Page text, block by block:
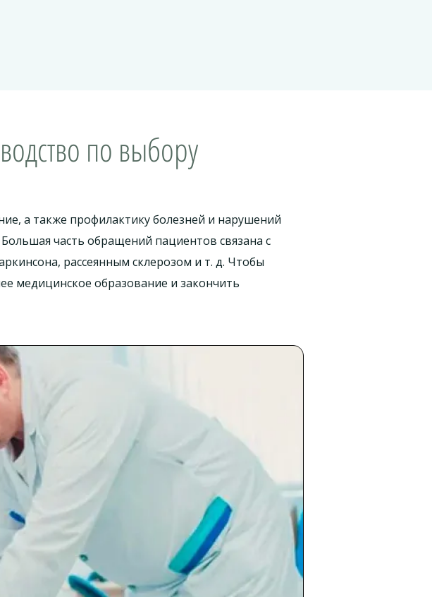
по выбору
а также профилактику болезней и нарушений
часть обращений пациентов связана с
рассеянным склерозом и т. д. Чтобы
медицинское образование и закончить